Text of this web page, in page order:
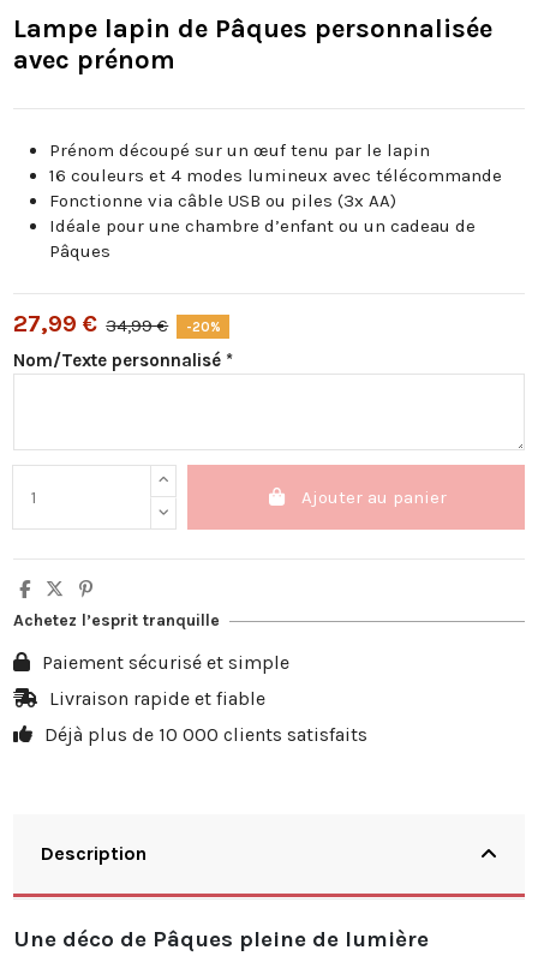
Lampe lapin de Pâques personnalisée
avec prénom
Prénom découpé sur un œuf tenu par le lapin
16 couleurs et 4 modes lumineux avec télécommande
Fonctionne via câble USB ou piles (3x AA)
Idéale pour une chambre d’enfant ou un cadeau de
Pâques
27,99 € 34,99 € -20%
Nom/Texte personnalisé *
Ajouter au panier
Achetez l’esprit tranquille
Paiement sécurisé et simple
Livraison rapide et fiable
Déjà plus de 10 000 clients satisfaits
Description
Une déco de Pâques pleine de lumière